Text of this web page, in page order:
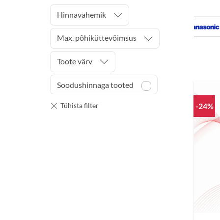
Hinnavahemik
Max. põhiküttevõimsus
Toote värv
Soodushinnaga tooted
-24%